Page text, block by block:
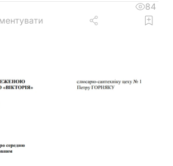
декларація та які зміни
84